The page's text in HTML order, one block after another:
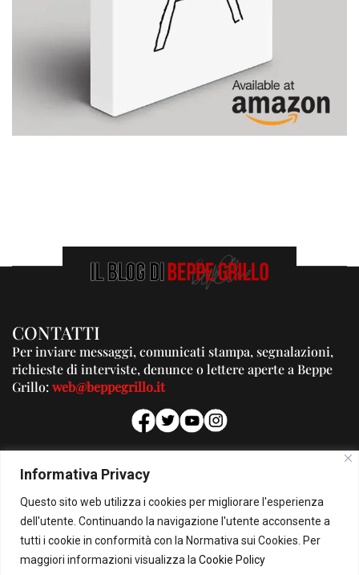
Informativa Privacy
Questo sito web utilizza i cookies per migliorare l'esperienza
dell'utente. Continuando la navigazione l'utente acconsente a
tutti i cookie in conformità con la Normativa sui Cookies. Per
maggiori informazioni visualizza la Cookie Policy
CONTATTI
Per inviare messaggi, comunicati stampa, segnalazioni,
richieste di interviste, denunce o lettere aperte a Beppe
Grillo:web@beppegrillo.it
PUBBLICITA'
Per la tua pubblicità su questo Blog:
pubblicita@beppegrillo.it